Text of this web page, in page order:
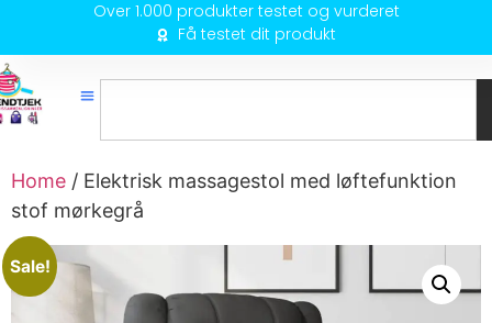
Over 1.000 produkter testet og vurderet
Få testet dit produkt
Home / Elektrisk massagestol med løftefunktion
stof mørkegrå
Sale!